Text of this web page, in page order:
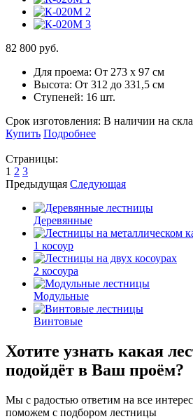
82 800 руб.
Для проема: От 273 х 97 см
Высота: От 312 до 331,5 см
Ступеней: 16 шт.
Срок изготовления: В наличии на
Купить Подробнее
Страницы:
1 2 3
Предыдущая Следующая
Деревянные
1 косоур
2 косоура
Модульные
Винтовые
Хотите узнать какая
подойдёт в Ваш проём?
Мы с радостью ответим на все
поможем с подбором лестницы